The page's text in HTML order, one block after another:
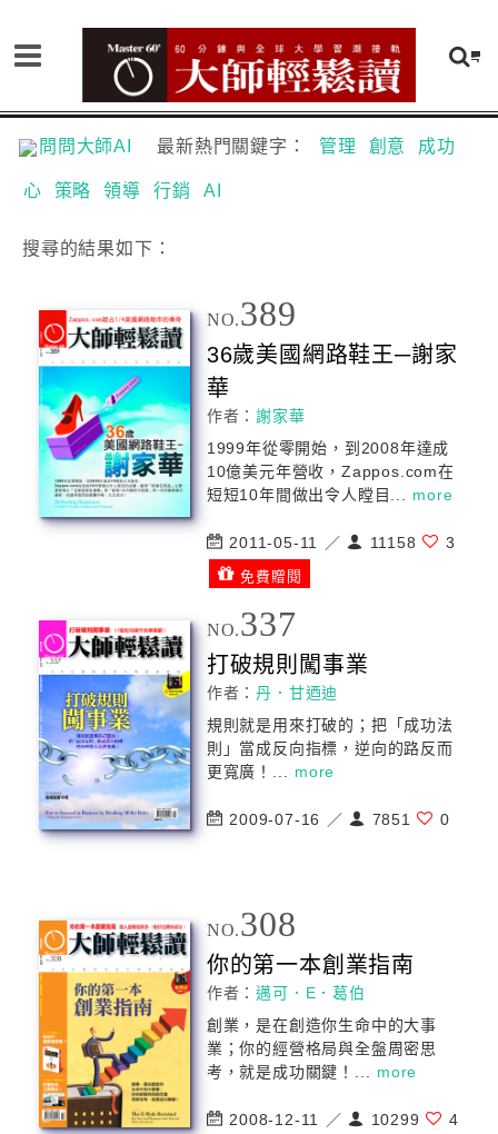
問問大師AI 最新熱門關鍵字： 管理 創意 成功
心 策略 領導 行銷 AI
搜尋的結果如下：
NO.389
36歲美國網路鞋王─謝家
華
作者：謝家華
1999年從零開始，到2008年達成
10億美元年營收，Zappos.com在
短短10年間做出令人瞠目... more
2011-05-11 ／ 11158 3
免費贈閱
NO.337
打破規則闖事業
作者：丹．甘迺迪
規則就是用來打破的；把「 成功法
則」當成反向指標，逆向的路反而
更寬廣！... more
2009-07-16 ／ 7851 0
NO.308
你的第一本創業指南
作者：邁可．E．葛伯
創業，是在創造你生命中的大事
業；你的經營格局與全盤周密思
考，就是成功關鍵！... more
2008-12-11 ／ 10299 4